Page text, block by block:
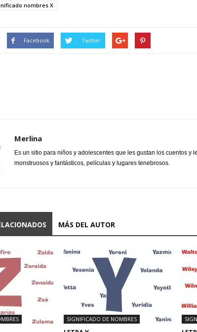
nombres X
Facebook Twitter
Merlina
Es un sitio para niños y adolescentes que les gustan los cuentos y
monstruosos y fantásticos, películas y lugares tenebrosos.
MÁS DEL AUTOR
SIGNIFICADO DE NOMBRES